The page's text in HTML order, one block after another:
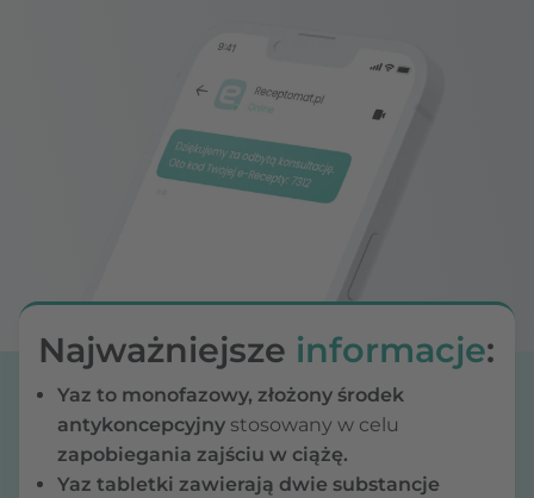
Najważniejsze informacje:
Yaz to monofazowy, złożony środek
antykoncepcyjny stosowany w celu
zapobiegania zajściu w ciążę.
Yaz tabletki zawierają dwie substancje